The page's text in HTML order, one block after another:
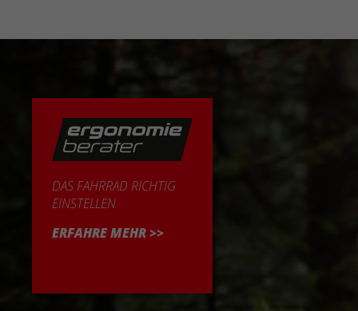
DAS FAHRRAD RICHTIG
EINSTELLEN
ERFAHRE MEHR >>